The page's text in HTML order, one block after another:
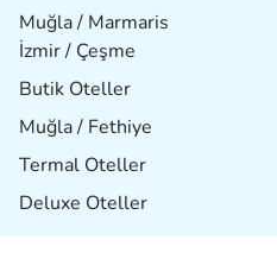
Muğla / Marmaris
İzmir / Çeşme
Butik Oteller
Muğla / Fethiye
Termal Oteller
Deluxe Oteller